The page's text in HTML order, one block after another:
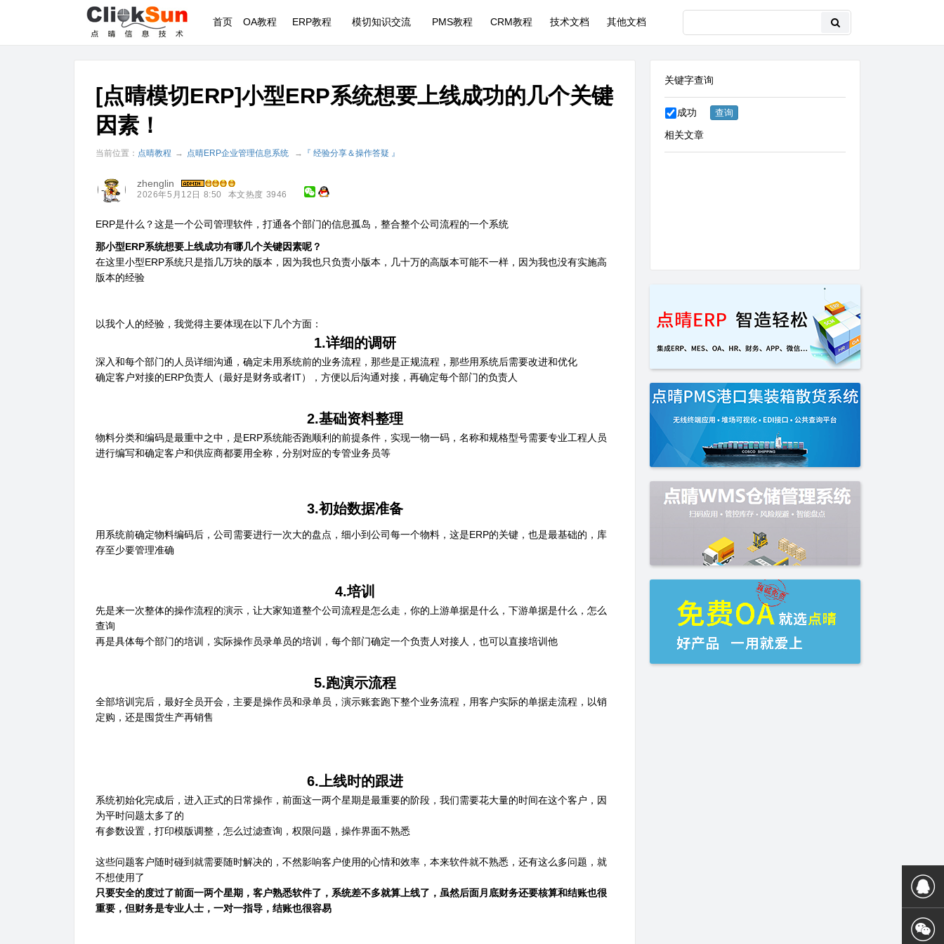
首页 OA教程 ERP教程 模切知识交流 PMS教程 CRM教程 技术文档 其他文档
[点晴模切ERP]小型ERP系统想要上线成功的几个关键
因素！
当前位置： 点晴教程 → 点晴ERP企业管理信息系统 → 『 经验分享＆操作答疑 』
zhenglin
2026年5月12日 8:50 本文热度 3946
ERP是什么？这是一个公司管理软件，打通各个部门的信息孤岛，整合整个公司流程的一个系统
那小型ERP系统想要上线成功有哪几个关键因素呢？
在这里小型ERP系统只是指几万块的版本，因为我也只负责小版本，几十万的高版本可能不一样，因为我也没有实施高
版本的经验
以我个人的经验，我觉得主要体现在以下几个方面：
1.详细的调研
深入和每个部门的人员详细沟通，确定未用系统前的业务流程，那些是正规流程，那些用系统后需要改进和优化
确定客户对接的ERP负责人（最好是财务或者IT），方便以后沟通对接，再确定每个部门的负责人
2.基础资料整理
物料分类和编码是最重中之中，是ERP系统能否跑顺利的前提条件，实现一物一码，名称和规格型号需要专业工程人员
进行编写和确定客户和供应商都要用全称，分别对应的专管业务员等
3.初始数据准备
用系统前确定物料编码后，公司需要进行一次大的盘点，细小到公司每一个物料，这是ERP的关键，也是最基础的，库
存至少要管理准确
4.培训
先是来一次整体的操作流程的演示，让大家知道整个公司流程是怎么走，你的上游单据是什么，下游单据是什么，怎么
查询
再是具体每个部门的培训，实际操作员录单员的培训，每个部门确定一个负责人对接人，也可以直接培训他
5.跑演示流程
全部培训完后，最好全员开会，主要是操作员和录单员，演示账套跑下整个业务流程，用客户实际的单据走流程，以销
定购，还是囤货生产再销售
6.上线时的跟进
系统初始化完成后，进入正式的日常操作，前面这一两个星期是最重要的阶段，我们需要花大量的时间在这个客户，因
为平时问题太多了的
有参数设置，打印模版调整，怎么过滤查询，权限问题，操作界面不熟悉
这些问题客户随时碰到就需要随时解决的，不然影响客户使用的心情和效率，本来软件就不熟悉，还有这么多问题，就
不想使用了
只要安全的度过了前面一两个星期，客户熟悉软件了，系统差不多就算上线了，虽然后面月底财务还要核算和结账也很
重要，但财务是专业人士，一对一指导，结账也很容易
关键字查询
成功
相关文章